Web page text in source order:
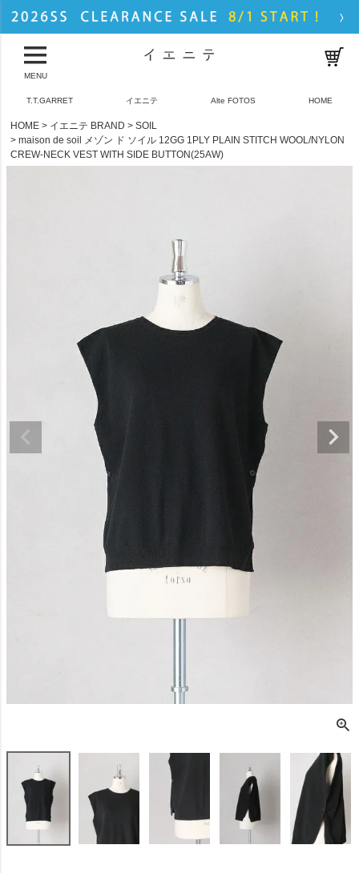
MENU
T.T.GARRET イエニテ Alte FOTOS HOME
HOME イエニテ BRAND
SOIL
maison de soil メゾン ド ソイル 12GG 1PLY PLAIN STITCH WOOL/NYLON
CREW-NECK VEST WITH SIDE BUTTON(25AW)